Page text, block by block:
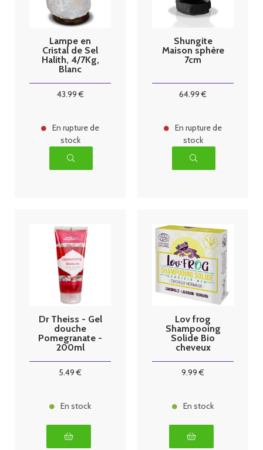
Lampe en
Cristal de Sel
Halith, 4/7Kg,
Blanc
43.99€
En rupture de
stock
Shungite
Maison sphère
7cm
64.99 €
En rupture de
stock
Dr Theiss - Gel
douche
Pomegranate -
200ml
5.49 €
En stock
Lov frog
Shampooing
Solide Bio
cheveux
9.99 €
En stock